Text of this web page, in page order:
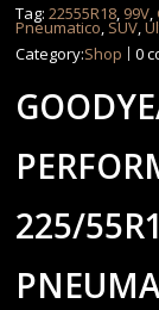
Tag:22555R18, 99V,
Pneumatico, SUV,
Category:Shop 0
225/